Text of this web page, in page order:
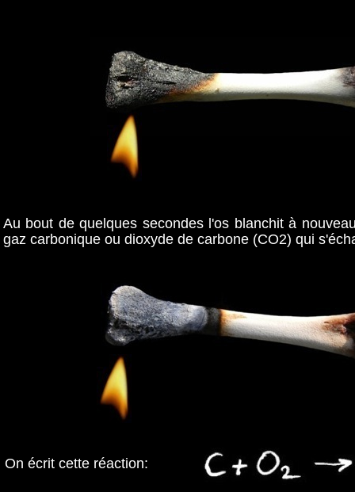
Au bout de quelques secondes l'os blanchit à
gaz carbonique ou dioxyde de carbone (CO2) qui
On écrit cette réaction: